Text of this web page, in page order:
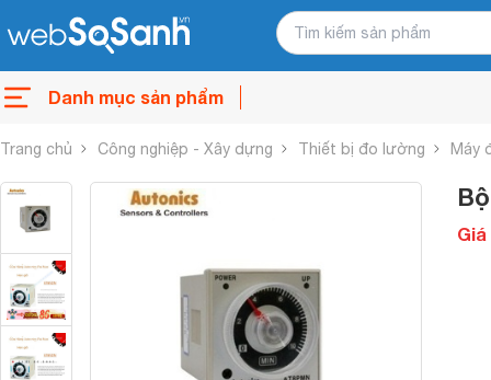
Danh mục sản phẩm
Trang chủ Công nghiệp - Xây dựng Thiết bị đo lường Máy